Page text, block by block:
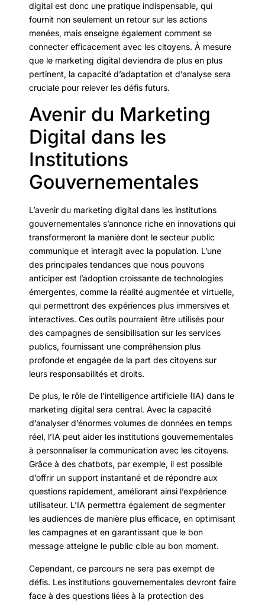
digital est donc une pratique indispensable, qui
fournit non seulement un retour sur les actions
menées, mais enseigne également comment se
connecter efficacement avec les citoyens. À mesure
que le marketing digital deviendra de plus en plus
pertinent, la capacité d’adaptation et d’analyse sera
cruciale pour relever les défis futurs.
Avenir du Marketing
Digital dans les
Institutions
Gouvernementales
L’avenir du marketing digital dans les institutions
gouvernementales s’annonce riche en innovations qui
transformeront la manière dont le secteur public
communique et interagit avec la population. L’une
des principales tendances que nous pouvons
anticiper est l’adoption croissante de technologies
émergentes, comme la réalité augmentée et virtuelle,
qui permettront des expériences plus immersives et
interactives. Ces outils pourraient être utilisés pour
des campagnes de sensibilisation sur les services
publics, fournissant une compréhension plus
profonde et engagée de la part des citoyens sur
leurs responsabilités et droits.
De plus, le rôle de l’intelligence artificielle (IA) dans le
marketing digital sera central. Avec la capacité
d’analyser d’énormes volumes de données en temps
réel, l’IA peut aider les institutions gouvernementales
à personnaliser la communication avec les citoyens.
Grâce à des chatbots, par exemple, il est possible
d’offrir un support instantané et de répondre aux
questions rapidement, améliorant ainsi l’expérience
utilisateur. L’IA permettra également de segmenter
les audiences de manière plus efficace, en optimisant
les campagnes et en garantissant que le bon
message atteigne le public cible au bon moment.
Cependant, ce parcours ne sera pas exempt de
défis. Les institutions gouvernementales devront faire
face à des questions liées à la protection des